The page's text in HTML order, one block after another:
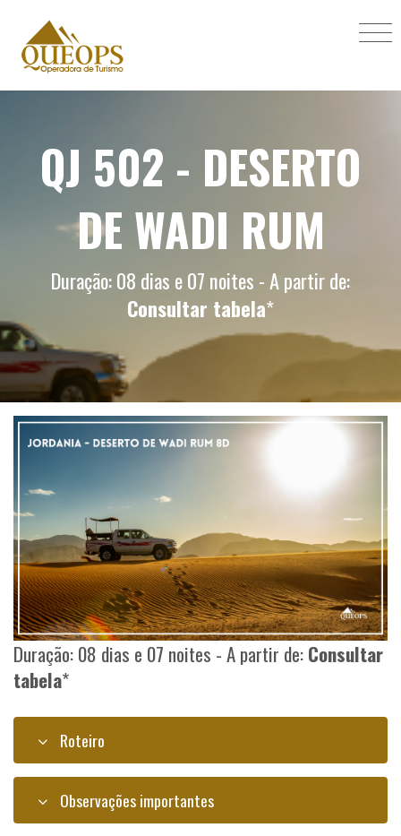
QJ 502 - DESERTO
DE WADI RUM
Duração: 08 dias e 07 noites - A partir de:
Consultar tabela*
Duração: 08 dias e 07 noites - A partir de:Consultar
tabela*
Roteiro
Observações importantes